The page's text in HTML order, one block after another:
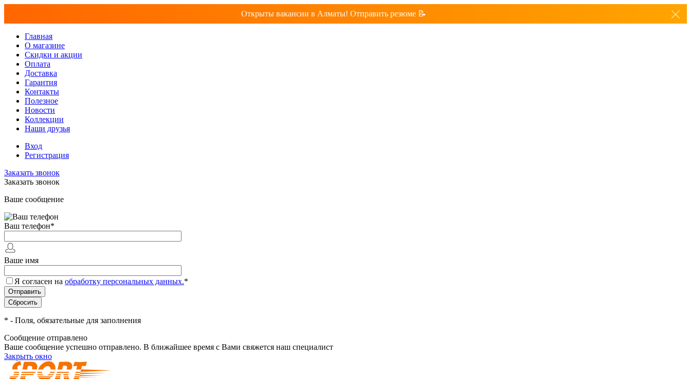
Открыты вакансии в Алматы! Отправить резюме 📝
Главная
О магазине
Скидки и акции
Оплата
Доставка
Гарантия
Контакты
Полезное
Новости
Коллекции
Наши друзья
Вход
Регистрация
Заказать звонок
Заказать звонок
Ваше сообщение
Ваш телефон*
Ваше имя
Я согласен на обработку персональных данных.*
* - Поля, обязательные для заполнения
Сообщение отправлено
Ваше сообщение успешно отправлено. В ближайшее время с Вами свяжется наш специалист
Закрыть окно